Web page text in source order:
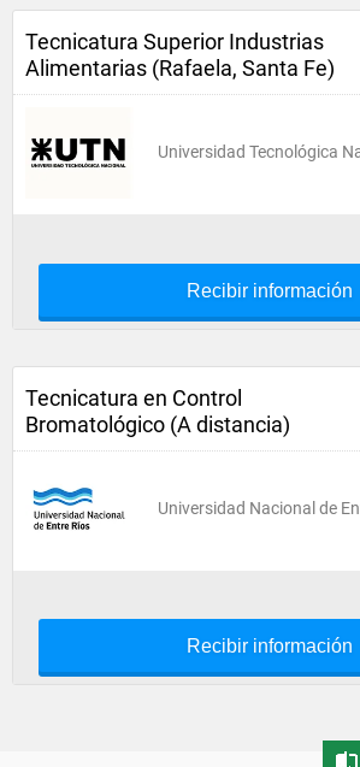
Tecnicatura Superior Industrias
Alimentarias (Rafaela, Santa Fe)
Universidad Tecnológica
Recibir información
Tecnicatura en Control
Bromatológico (A distancia)
Universidad Nacional de
Recibir información